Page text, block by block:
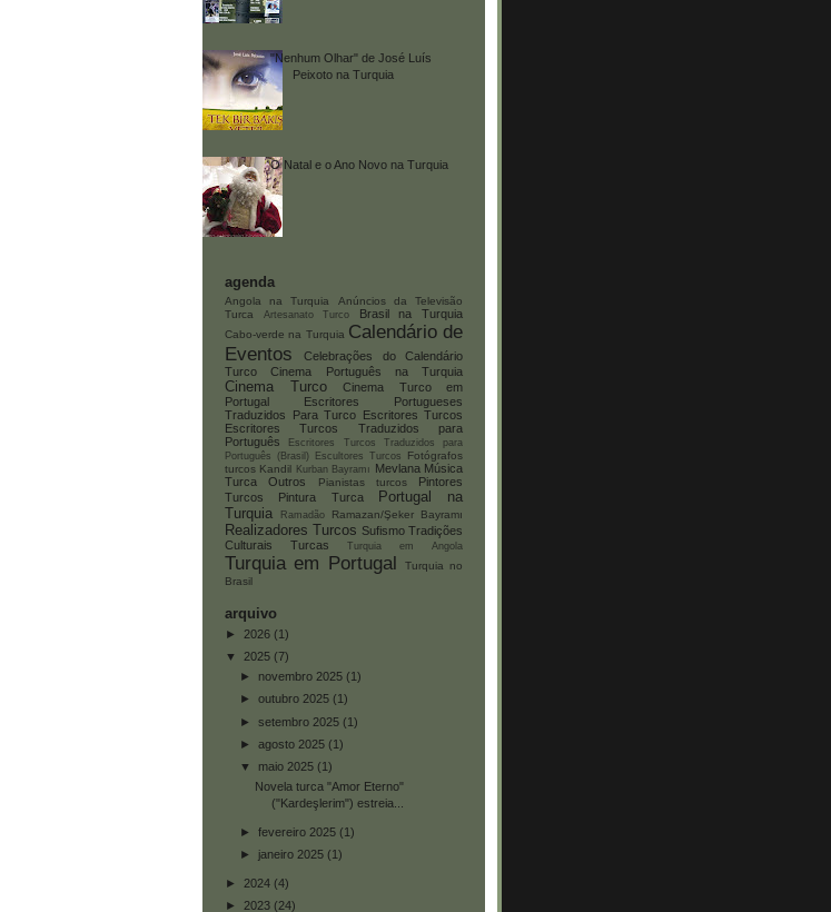
"Nenhum Olhar" de José Luís
Peixoto na Turquia
O Natal e o Ano Novo na Turquia
agenda
Angola na Turquia
Anúncios da Televisão
Turca
Artesanato Turco Brasil na Turquia
Cabo-verde na Turquia Calendário de
Eventos
Celebrações do Calendário
Turco
Cinema Português na Turquia
Cinema Turco
Cinema Turco em
Portugal
Escritores Portugueses
Traduzidos Para Turco
Escritores Turcos
Escritores Turcos Traduzidos para
Português
Escritores Turcos Traduzidos para
Português (Brasil)
Escultores Turcos
Fotógrafos
turcos Kandil Kurban Bayramı Mevlana Música
Turca
Outros Pianistas turcos
Pintores
Turcos
Pintura Turca
Portugal na
Turquia
Ramadão Ramazan/Şeker Bayramı
Realizadores Turcos Sufismo Tradições
Culturais Turcas
Turquia em Angola
Turquia em Portugal
Turquia no
Brasil
arquivo
► 2026 (1)
▼ 2025 (7)
► novembro 2025 (1)
► outubro 2025 (1)
► setembro 2025 (1)
► agosto 2025 (1)
▼ maio 2025 (1)
Novela turca "Amor Eterno"
("Kardeşlerim") estreia...
► fevereiro 2025 (1)
► janeiro 2025 (1)
► 2024 (4)
► 2023 (24)